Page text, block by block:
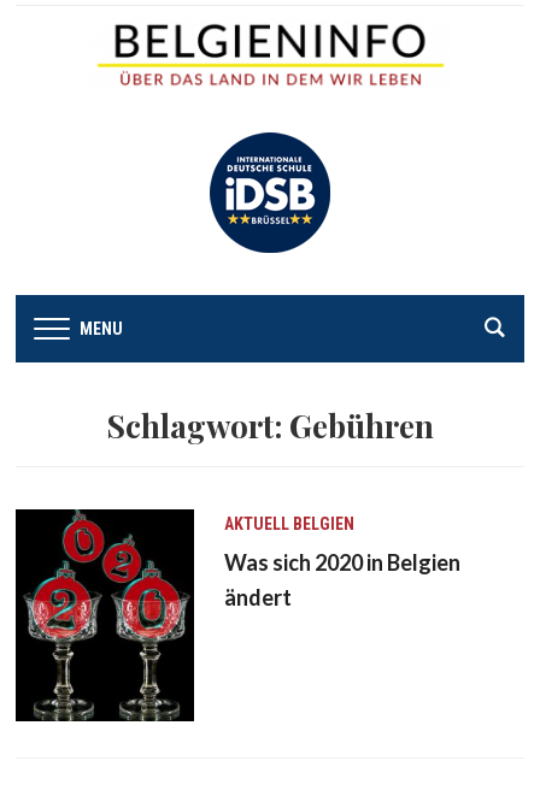
MENU
Schlagwort: Gebühren
AKTUELL BELGIEN
Was sich 2020 in Belgien
ändert